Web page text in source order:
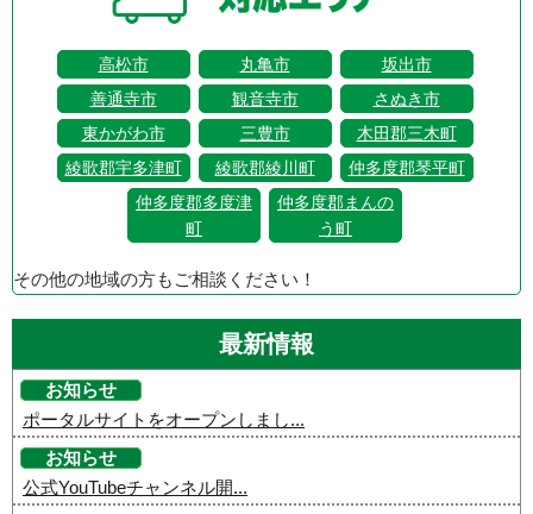
高松市 丸亀市
坂出市
善通寺市
観音寺市
さぬき市
東かがわ市
三豊市
木田郡三木町
綾歌郡宇多津町
綾歌郡綾川町
仲多度郡琴平町
仲多度郡多度津
町
仲多度郡まんの
う町
その他の地域の方もご相談ください！
最新情報
お知らせ
ポータルサイトをオープンしまし...
お知らせ
公式YouTubeチャンネル開...